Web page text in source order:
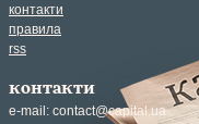
контакти
правила
rss
контакти
e-mail: contact@capital.ua